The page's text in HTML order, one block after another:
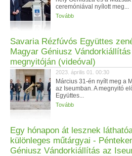
ceremóniával nyílott meg...
Tovább
Savaria Rézfúvós Együttes
Magyar Géniusz
megnyitóján (videóval)
2023. április 01. 00:30
Március 31-én nyílt meg a
az Iseumban. A megnyitó
Együttes...
Tovább
Egy hónapon át lesznek
különleges műtárgyai -
Géniusz Vándorkiállítás az